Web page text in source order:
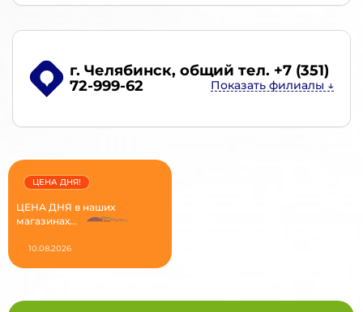
г. Челябинск, общий тел. +7 (351)
72-999-62
ЦЕНА ДНЯ в наших
магазинах...
ЦЕНА ДНЯ!
10.08.2026